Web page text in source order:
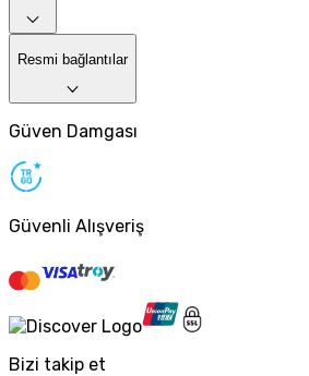
Resmi bağlantılar
Güven Damgası
Güvenli Alışveriş
Bizi takip et